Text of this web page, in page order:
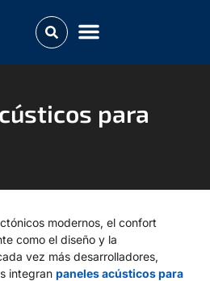
para
modernos, el confort
como el diseño y la
vez más desarrolladores,
integran paneles acústicos para